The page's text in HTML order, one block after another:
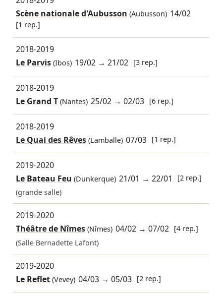
Scène nationale d'Aubusson (Aubusson) 14/02
[1 rep.]
2018-2019
Le Parvis(Ibos) 19/02 →21/02 [3 rep.]
2018-2019
Le Grand T(Nantes) 25/02 →02/03 [6 rep.]
2018-2019
Le Quai des Rêves(Lamballe) 07/03 [1 rep.]
2019-2020
Le Bateau Feu (Dunkerque) 21/01 →22/01
[2 rep.]
(grande salle)
2019-2020
Théâtre de Nîmes(Nîmes) 04/02 →07/02 [4 rep.]
(Salle Bernadette Lafont)
2019-2020
Le Reflet(Vevey) 04/03 →05/03 [2 rep.]